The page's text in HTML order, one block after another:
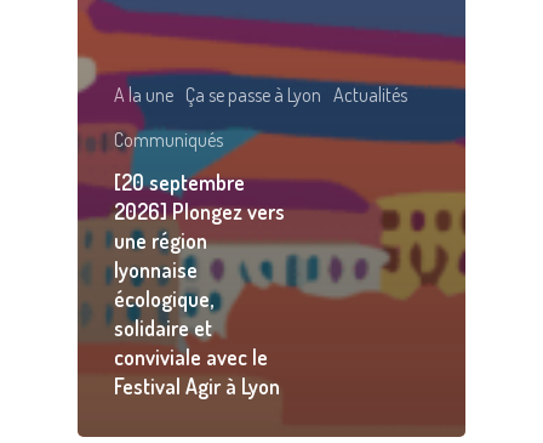
A la une Ça se passe à Lyon Actualités
Communiqués
[20 septembre
2026] Plongez vers
une région
lyonnaise
écologique,
solidaire et
conviviale avec le
Festival Agir à Lyon